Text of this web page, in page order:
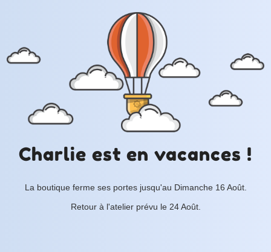
Charlie est en vacances !
La boutique ferme ses portes jusqu'au Dimanche 16 Août.
Retour à l'atelier prévu le 24 Août.